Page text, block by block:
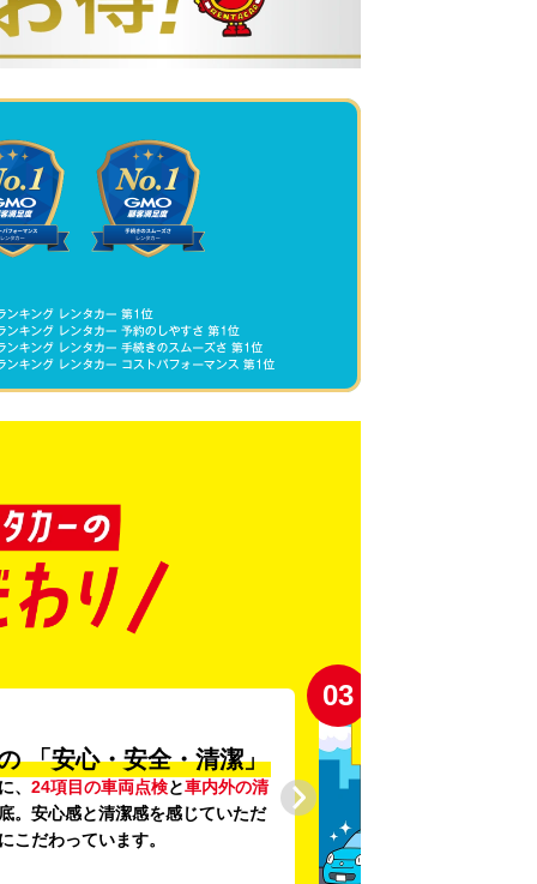
「安心・安全・清潔」
、 24項目の車両点検と車内外の清
。安心感と清潔感を感じていただ
こだわっています。
03